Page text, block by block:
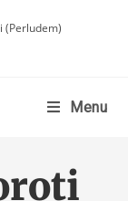
(Perludem)
Menu